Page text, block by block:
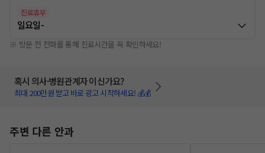
진료휴무
일요일-
※ 방문 전 전화를 통해 진료시간을 꼭 확인하세요!
혹시 의사·병원관계자 이신가요?
최대 200만원 받고 바로 광고 시작하세요! 💰💰
주변 다른 안과